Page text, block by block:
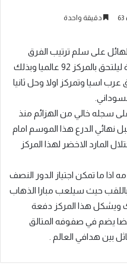
63 دقيقة واحدة
على سلم ترتيب الفرق
العالمية ليتقدم 29 مركزا دفعة واحدة ليلتحق بالمركز 92 عالميا وبذلك
اسيا وتمركز اولا وحل ثانيا
سجله خالي من الهزائم منذ
نهائي الدرع هذا الموسم امام
المارد الاخضر لهذا المركز
ما تمكن اجتياز الدور النصف
حيث سيلعب مبارا الذهاب
ويشكل هذا المركز دفعة
يضم في صفوفه المتالق
بين هدافي العالم .